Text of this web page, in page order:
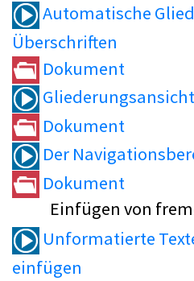
Automatische
Überschriften
Dokument
Gliederungsansicht
Dokument
Der
Dokument
Einfügen von
Unformatierte
einfügen